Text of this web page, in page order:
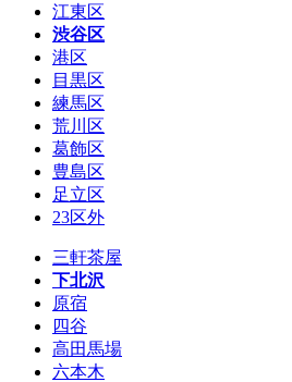
江東区
渋谷区
港区
目黒区
練馬区
荒川区
葛飾区
豊島区
足立区
23区外
三軒茶屋
下北沢
原宿
四谷
高田馬場
六本木